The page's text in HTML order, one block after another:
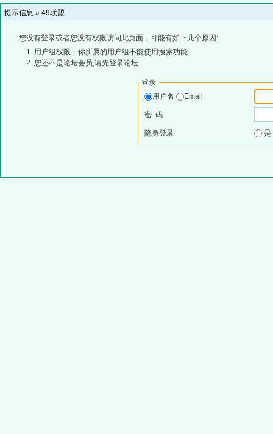
提示信息 » 49联盟
您没有登录或者您没有权限访问此页面，可能有如下几个原因:
用户组权限：你所属的用户组不能使用搜索功能
您还不是论坛会员,请先登录论坛
登录
用户名
Email
密 码
隐身登录